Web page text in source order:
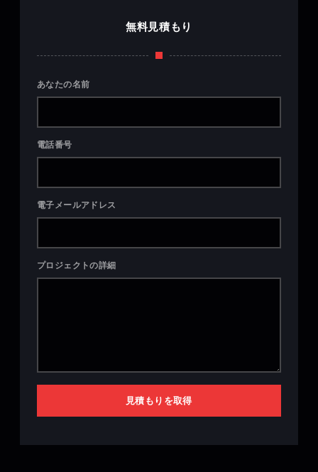
無料見積もり
あなたの名前
電話番号
電子メールアドレス
プロジェクトの詳細
見積もりを取得